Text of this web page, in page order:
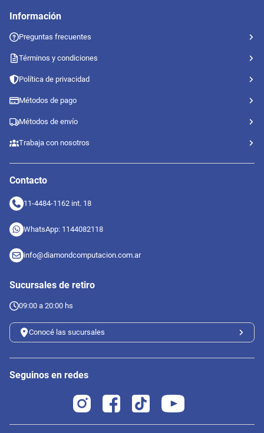
Información
Preguntas frecuentes
Términos y condiciones
Política de privacidad
Métodos de pago
Métodos de envío
Trabaja con nosotros
Contacto
11-4484-1162 int. 18
WhatsApp: 1144082118
info@diamondcomputacion.com.ar
Sucursales de retiro
09:00 a 20:00 hs
Conocé las sucursales
Seguinos en redes